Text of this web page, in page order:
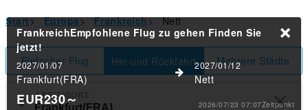
Start> Europa> Frankreich> Nett
Einfacher Flug Hin-und Rückfahrt Mehrere Städte
ABFLUGORT
FrankreichEmpfohlene Flug zu gehen Finden Sie
jetzt!
2027/01/07
Frankfurt(FRA)
2027/01/12
Nett
EUR230～ 2026/07/23 07:07Zeitpunkt